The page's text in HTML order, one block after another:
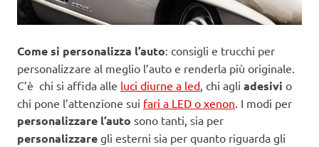
Come si personalizza l’auto: consigli e trucchi per
personalizzare al meglio l’auto e renderla più originale.
C’è chi si affida alle luci diurne a led, chi agli adesivi o
chi pone l’attenzione sui fari a LED o xenon. I modi per
personalizzare l’auto sono tanti, sia per
personalizzare gli esterni sia per quanto riguarda gli